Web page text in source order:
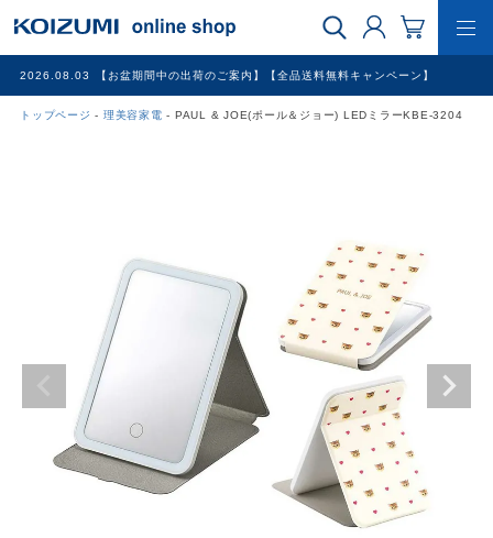
2026.08.03 【お盆期間中の出荷のご案内】【全品送料無料キャンペーン】
トップページ 理美容家電 PAUL & JOE(ポール＆ジョー) LEDミラーKBE-3204
調理家電
冷暖房家電
家具
その他